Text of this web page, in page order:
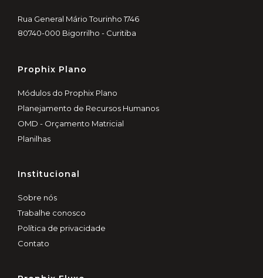
Rua General Mário Tourinho 1746
80740-000 Bigorrilho - Curitiba
Prophix Plano
Módulos do Prophix Plano
Planejamento de Recursos Humanos
OMD - Orçamento Matricial
Planilhas
Institucional
Sobre nós
Trabalhe conosco
Política de privacidade
Contato